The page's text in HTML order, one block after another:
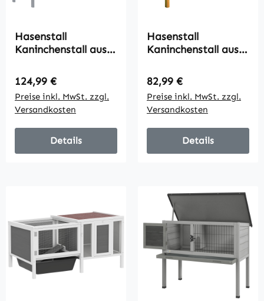
Hasenstall
Kaninchenstall aus
Asphaltdach
Bodenwanne Türen
für Kleintiere 136,4 x
50 x 93 cm Grau
Regulärer Preis:
124,99 €
Preise inkl. MwSt. zzgl.
Versandkosten
Details
Hasenstall
Kaninchenstall aus
aufklappbarem
Dach, 2 Türen,
auslaufsicherer
Schale, 115x44,3x65
cm Hellgelb
Regulärer Preis:
82,99 €
Preise inkl. MwSt. zzgl.
Versandkosten
Details